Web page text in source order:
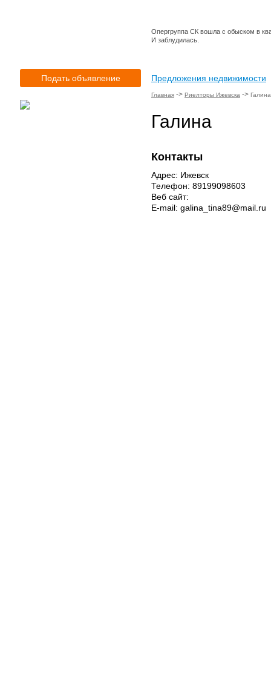
Опергруппа СК вошла с обыском в
И заблудилась.
Подать объявление Предложения недвижимости
Главная -> Риелторы Ижевска -> Галина
Галина
Контакты
Адрес: Ижевск
Телефон: 89199098603
Веб сайт:
E-mail: galina_tina89@mail.ru